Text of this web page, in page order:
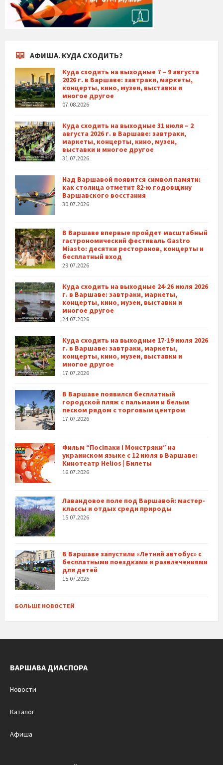
АФИША. КУДА СХОДИТЬ?
Куда сходить на выходные 7 – 9 августа
2026 г. в Варшаве: завтраки, маркеты,
концерты, кино, музеи, выставки и
многое другое
07.08.2026
Куда сходить на выходные 31 июля – 2
августа 2026 г. в Варшаве: завтраки,
маркеты, концерты, кино, музеи,
выставки и многое другое
31.07.2026
Над Варшавой появится символ памяти:
как столица отметит 82-ю годовщину
Варшавского восстания
30.07.2026
В Варшаве впервые пройдет масштабный
гастрономический фестиваль Gastro
Miasto: десятки ресторанов, концерты и
бесплатный вход
29.07.2026
Куда сходить на выходные 24-26 июля 2026
г. в Варшаве: завтраки, маркеты,
концерты, кино, музеи, выставки и
многое другое
24.07.2026
Куда сходить на выходные 17-19 июля 2026
г. в Варшаве: завтраки, маркеты,
концерты, кино, музеи, выставки и
многое другое
17.07.2026
В Варшаве появился бесплатный
городской пляж с пальмами и белым
песком рядом с торговым центром
17.07.2026
Фильм “Посіпаки і Монстряки” на
украинском языке с 12 июля в Варшаве:
Кинотеатр Helios | Билеты
16.07.2026
Лавандовое поле под Варшавой: мастер-
классы и отдых среди природы
15.07.2026
В Варшаве запустили «Летний автобус» с
бесплатными поездками и развлечениями
для детей
15.07.2026
БОЛЬШЕ НОВОСТЕЙ
ВАРШАВА ДИАСПОРА
Новости
Каталог
Афиша